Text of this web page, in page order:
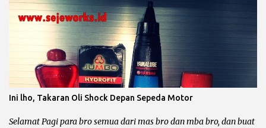
Prima, Legenda, Supra Fit dan Revo 100. Et... dah... mantep bingit
kan bro di borong semua he.... he... Sebelum kita ngomong lebih
dalam tentang kelistrikan motor – motor tersebut, gua mau
minta tolong. Dari pada nyebar berita hoak yang ngga ada
habisnya dan tidak bermanfaat bagi diri sendiri dan orang lain,
mending sebar artikel – artikel dari blog yang keren ini he..... he....
Motor Grand dan temen – temennya memang sangatlah bandel
untuk dipakai sehari – hari, mau buat bawa galon, dagang
somay atau untuk ngojek dan sampai buat jalan – jalan sore he....
Ini lho, Takaran Oli Shock Depan Sepeda Motor
Selamat Pagi para bro semua dari mas bro dan mba bro, dan buat